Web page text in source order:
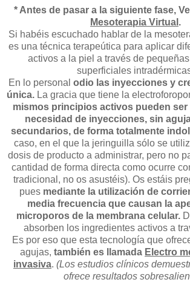
* Antes de pasar a la siguiente fase,
Mesoterapia Virtual .
Si habéis escuchado hablar de la
es una técnica terapeútica para aplicar
activos a la piel a través de
superficiales
En lo personal odio las inyecciones y
única.La gracia que tiene la
mismos principios activos pueden
necesidad de inyecciones, sin
secundarios, de forma totalmente
caso, en el que la jeringuilla sólo se
dosis de producto a administrar, pero no
cantidad de forma directa como ocurre
tradicional, no os asustéis). Os estáis
pues mediante la utilización de
media frecuencia que causan la
microporos de la membrana celular.
absorben los ingredientes activos a
Es por eso que esta tecnología que
agujas, también es llamada Electro
invasiva. (Los estudios clínicos
ofrece resultados